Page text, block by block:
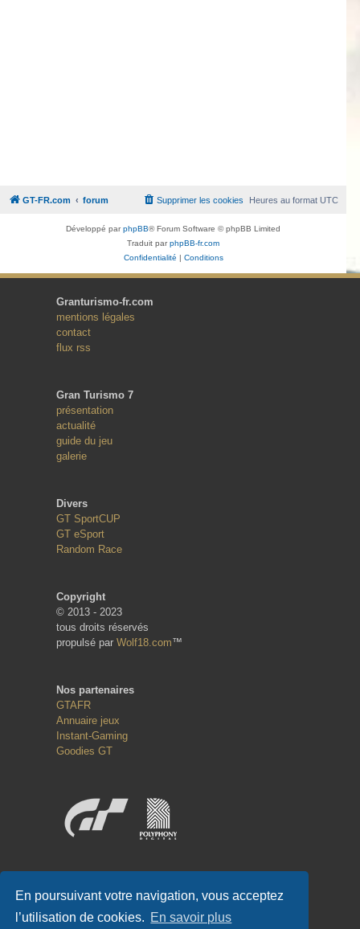
En poursuivant votre navigation, vous acceptez
l’utilisation de cookies. En savoir plus
GT-FR.com forum Heures au formatUTC
Supprimer les cookies
Développé parphpBB® Forum Software © phpBB Limited
Traduit parphpBB-fr.com
Confidentialité | Conditions
Granturismo-fr.com
mentions légales
contact
flux rss
Gran Turismo 7
présentation
actualité
guide du jeu
galerie
Divers
GT SportCUP
GT eSport
Random Race
Copyright
© 2013 - 2023
tous droits réservés
propulsé par Wolf18.com™
Nos partenaires
GTAFR
Annuaire jeux
Instant-Gaming
Goodies GT